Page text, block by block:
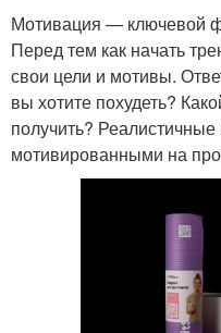
Мотивация — ключевой
Перед тем как начать
свои цели и мотивы.
вы хотите похудеть?
получить?
мотивированными на